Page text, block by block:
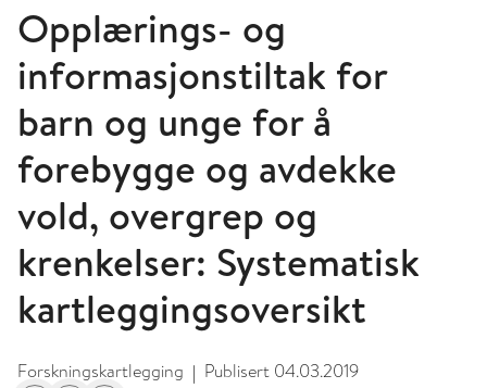
Opplærings- og
informasjonstiltak for
barn og unge for å
forebygge og avdekke
vold, overgrep og
krenkelser: Systematisk
kartleggingsoversikt
Forskningskartlegging | Publisert 04.03.2019